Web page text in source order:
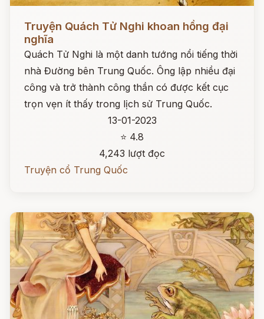
Truyện Quách Tử Nghi khoan hồng đại
nghĩa
Quách Tử Nghi là một danh tướng nổi tiếng thời
nhà Đường bên Trung Quốc. Ông lập nhiều đại
công và trở thành công thần có được kết cục
trọn vẹn ít thấy trong lịch sử Trung Quốc.
13-01-2023
⭐ 4.8
4,243 lượt đọc
Truyện cổ Trung Quốc